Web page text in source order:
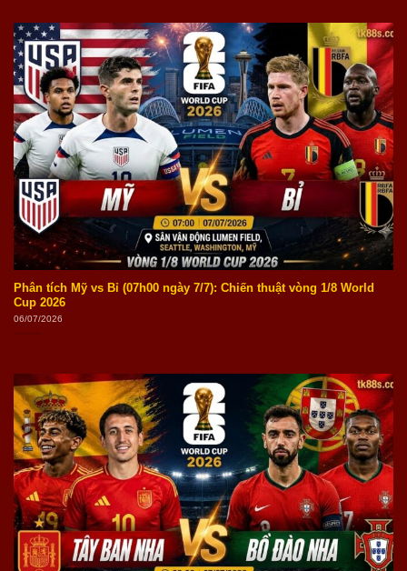
Phân tích Mỹ vs Bỉ (07h00 ngày 7/7): Chiến thuật vòng 1/8 World
Cup 2026
06/07/2026